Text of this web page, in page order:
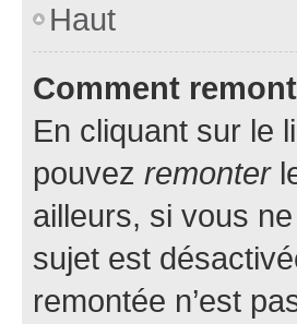
Haut
Comment
En cliquant sur le
pouvez remonter
ailleurs, si vous
sujet est
remontée n’est